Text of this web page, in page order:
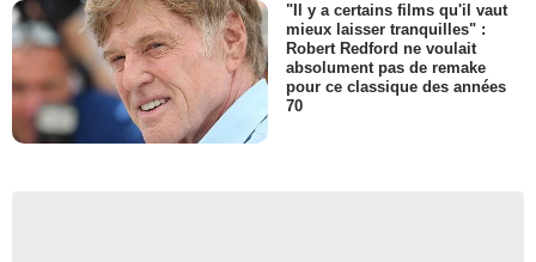
"Il y a certains films qu'il vaut
mieux laisser tranquilles" :
Robert Redford ne voulait
absolument pas de remake
pour ce classique des années
70